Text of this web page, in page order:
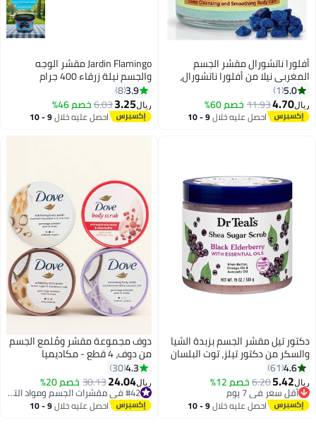
أفلورا ناتشورال مقشر الجسم
المغربي نيلا من أفلورا ناتشورال،
200 غرام، مقشر تقليدي لتفتيح
وتنقية البشرة، علاج تجميلي نباتي
لبشرة متجانسة ومشرقة
5.0
1
ريال4.70
11.93خصم 60%
احصل عليه خلال 9 - 10
Jardin Flamingo مقشر الوجه
والجسم نيلة زرقاء 400 جرام
3.9
8
ريال3.25
6.03خصم 46%
احصل عليه خلال 9 - 10
دكتور تيل مقشر الجسم بزبدة الشيا
والسكر من دكتور تيلز، توت البلسان
الأسود، 538 جم
4.6
61
ريال5.42
6.20خصم 12%
أقل سعر في 7 يوم
أقل سعر في 7 يوماحصل عليه خلال 9 - 10
دوف مجموعة مقشر ومُلمع الجسم
من دوف، 4 قطع - مكاديميا
مطحونة وحليب أرز، بذور رمان وزبدة
شيا، سكر بني وزبدة جوز الهند،
لافندر مطحون وحليب جوز الهند -
298 غرام × 4
4.3
30
ريال24.04
30.13خصم 20%
#42 في مقشرات الجسم ومواد التلميع
احصل عليه خلال 9 - 10